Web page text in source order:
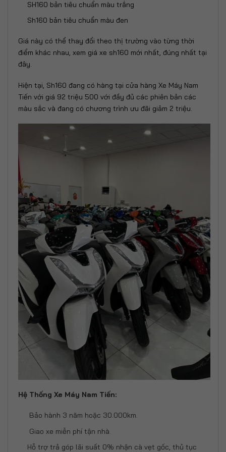
SH160 bản tiêu chuẩn màu trắng
Sh160 bản tiêu chuẩn màu đen
Giá này có thể thay đổi theo thị trường vào từng thời
điểm khác nhau, xem giá xe sh160 mới nhất, đúng nhất tại
đây.
Hiện tại, Sh160 đang có hàng tại cửa hàng Xe Máy Nam
Tiến với giá 92 triệu 500 với đầy đủ các phiên bản các
màu sắc và đang có chương trình ưu đãi giảm 2 triệu.
Hệ Thống Xe Máy Nam Tiến:
Bảo hành 3 năm hoặc 30.000km.
Giao xe miễn phí tận nhà.
Hỗ trợ trả góp lãi suất 0% nhận cà vẹt gốc, thủ tục